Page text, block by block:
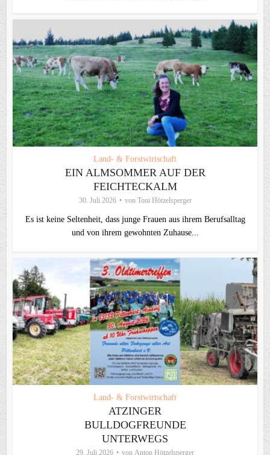
Land- & Forstwirtschaft
EIN ALMSOMMER AUF DER
FEICHTECKALM
30. Juli 2026 von Toni Hötzelsperger
Es ist keine Seltenheit, dass junge Frauen aus ihrem Berufsalltag
und von ihrem gewohnten Zuhause...
Land- & Forstwirtschaft
ATZINGER
BULLDOGFREUNDE
UNTERWEGS
29. Juli 2026 von Anton Hötzelsperger